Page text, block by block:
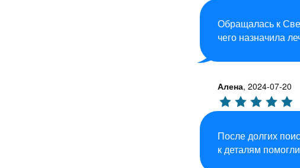
Обращалась к
чего назначила
Алена, 2024-07-20
После долгих
к деталям